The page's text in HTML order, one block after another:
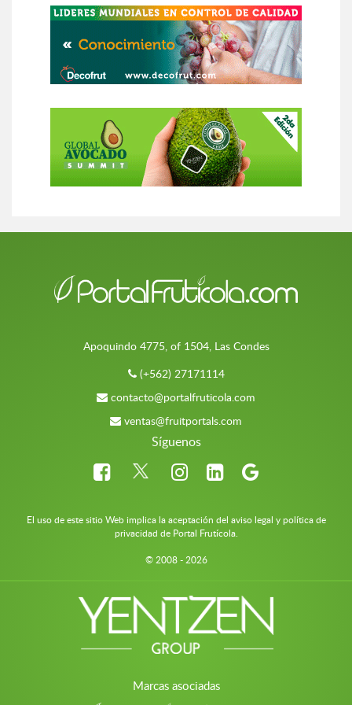
Apoquindo 4775, of 1504, Las Condes
(+562) 27171114
contacto@portalfruticola.com
ventas@fruitportals.com
Síguenos
El uso de este sitio Web implica la aceptación del aviso legal y política de
privacidad de Portal Frutícola.
© 2008 - 2026
Marcas asociadas